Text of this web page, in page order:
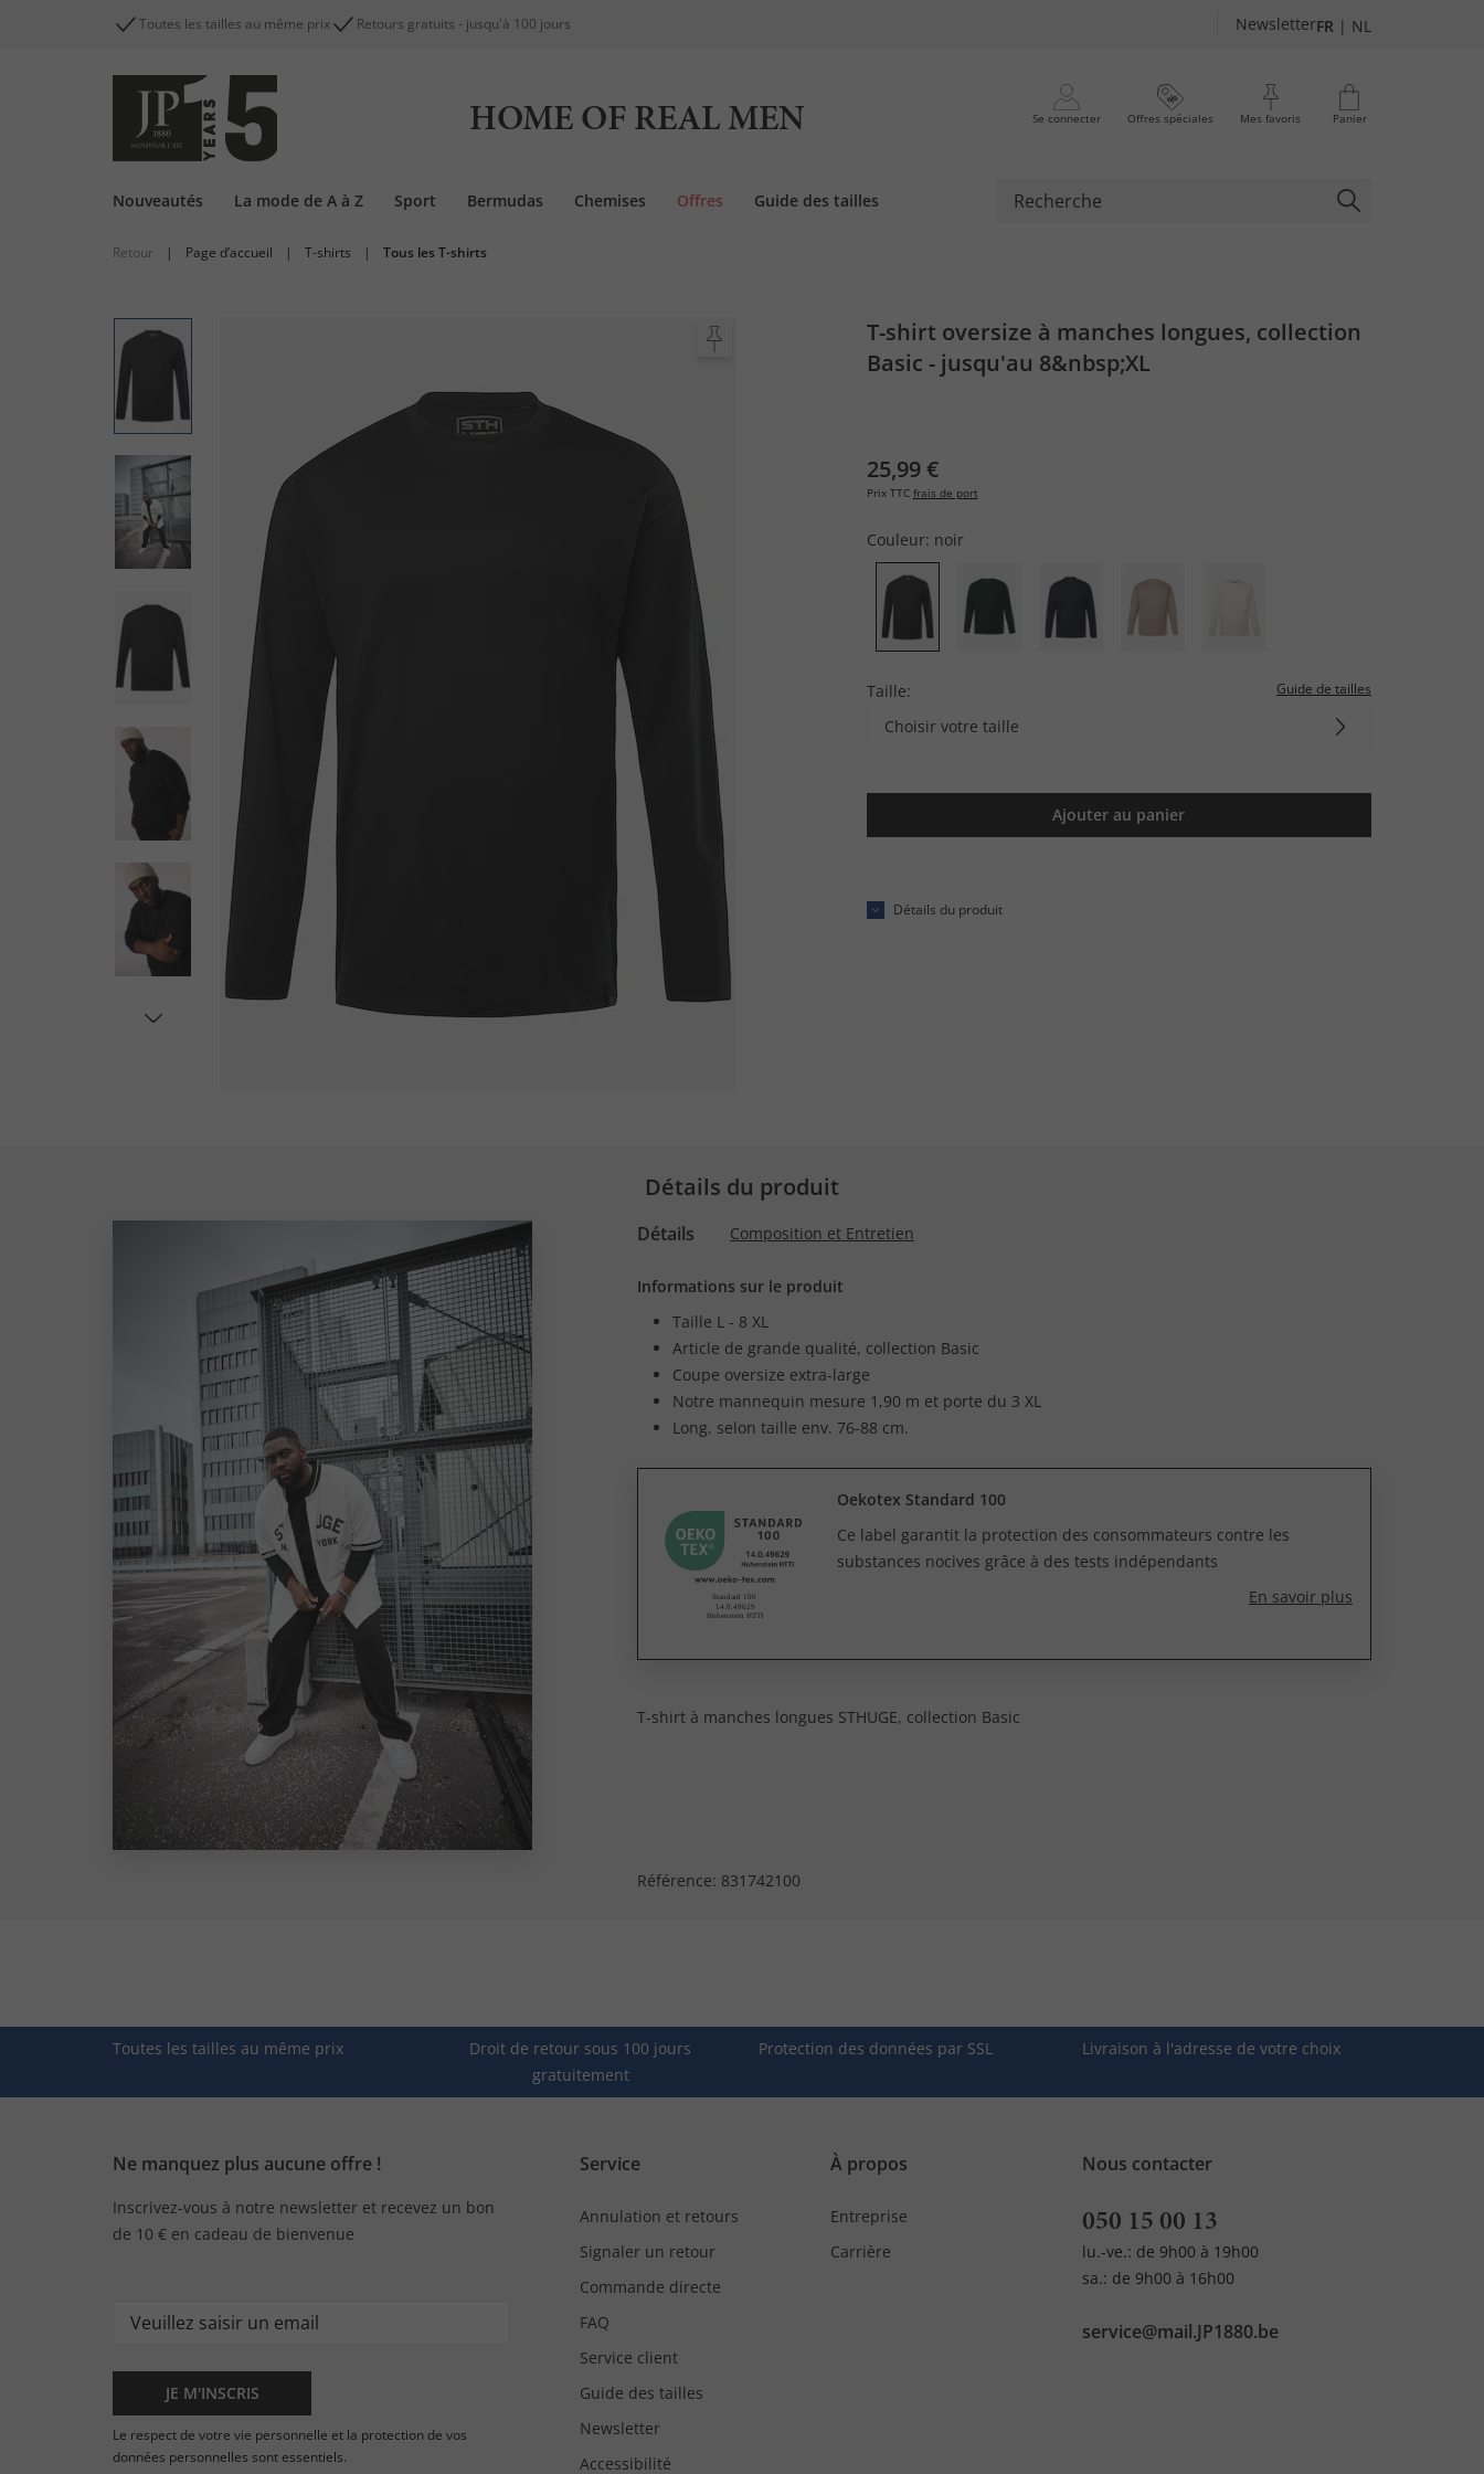
Toutes les tailles au même prix Retours gratuits - jusqu'à 100 jours NewsletterFR | NL
HOME OF REAL MEN Se connecter Offres spéciales Mes favoris Panier
Nouveautés La mode de A à Z Sport Bermudas Chemises Offres Guide des tailles
Retour | Page d’accueil | T-shirts | Tous les T-shirts
T-shirt oversize à manches longues, collection
Basic - jusqu'au 8&nbsp;XL
25,99 €
Prix TTC frais de port
Couleur: noir
Taille: Guide de tailles
Choisir votre taille
Ajouter au panier
Détails du produit
Détails du produit
Détails Composition et Entretien
Informations sur le produit
Taille L - 8 XL
Article de grande qualité, collection Basic
Coupe oversize extra-large
Notre mannequin mesure 1,90 m et porte du 3 XL
Long. selon taille env. 76-88 cm.
Oekotex Standard 100
Ce label garantit la protection des consommateurs contre les
substances nocives grâce à des tests indépendants
En savoir plus
T-shirt à manches longues STHUGE, collection Basic
Référence: 831742100
Toutes les tailles au même prix
Droit de retour sous 100 jours
gratuitement
Protection des données par SSL Livraison à l'adresse de votre choix
Ne manquez plus aucune offre !
Inscrivez-vous à notre newsletter et recevez un bon
de 10 € en cadeau de bienvenue
JE M'INSCRIS
Le respect de votre vie personnelle et la protection de vos
données personnelles sont essentiels.
Service
Annulation et retours
Signaler un retour
Commande directe
FAQ
Service client
Guide des tailles
Newsletter
Accessibilité
À propos
Entreprise
Carrière
Nous contacter
050 15 00 13
lu.-ve.: de 9h00 à 19h00
sa.: de 9h00 à 16h00
service@mail.JP1880.be